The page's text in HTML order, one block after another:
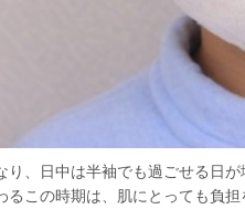
り、日中は半袖でも過ごせる日
るこの時期は、肌にとっても負